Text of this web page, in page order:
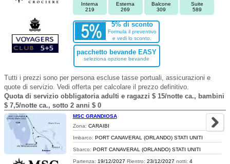
Interna
219
Esterna
269
Balcone
309
Suite
589
5% di sconto
Formula il preventivo
e vedi lo sconto.
pacchetto bevande EASY
seleziona opzione bevande
Tutti i prezzi sono per persona escluse tasse portuali, assicurazioni e
quote di servizio. Vedi offerta per calcolare il prezzo definitivo.
Quota di servizio obbligatoria adulti e ragazzi $ 15/notte ca., bambini
$ 7,5/notte ca., sotto 2 anni $ 0
MSC GRANDIOSA
Zona: CARAIBI
Imbarco: PORT CANAVERAL (ORLANDO) STATI UNITI
Sbarco: PORT CANAVERAL (ORLANDO) STATI UNITI
Partenza: 19/12/2027 Rientro: 23/12/2027 notti: 4